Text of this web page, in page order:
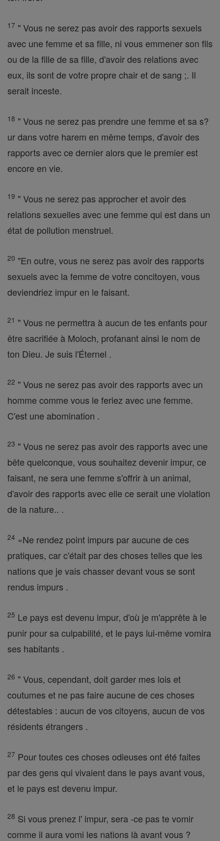
17 " Vous ne serez pas avoir des rapports sexuels
avec une femme et sa fille, ni vous emmener son fils
ou de la fille de sa fille, d'avoir des relations avec
eux, ils sont de votre propre chair et de sang ;. Il
serait inceste.
18 " Vous ne serez pas prendre une femme et sa s?
ur dans votre harem en même temps, d'avoir des
rapports avec ce dernier alors que le premier est
encore en vie.
19 " Vous ne serez pas approcher et avoir des
relations sexuelles avec une femme qui est dans un
état de pollution menstruel.
20 "En outre, vous ne serez pas avoir des rapports
sexuels avec la femme de votre concitoyen, vous
deviendriez impur en le faisant.
21 " Vous ne permettra à aucun de tes enfants pour
être sacrifiée à Moloch, profanant ainsi le nom de
ton Dieu. Je suis l'Éternel .
22 " Vous ne serez pas avoir des rapports avec un
homme comme vous le feriez avec une femme.
C'est une abomination .
23 " Vous ne serez pas avoir des rapports avec une
bête quelconque, vous souhaitez devenir impur, ce
faisant, ne sera une femme s'offrir à un animal,
d'avoir des rapports avec elle ce serait une violation
de la nature.. .
24 «Ne rendez point impurs par aucune de ces
pratiques, car c'était par des choses telles que les
nations que je vais chasser devant vous se sont
rendus impurs .
25 Le pays est devenu impur, d'où je m'apprête à le
punir pour sa culpabilité, et le pays lui-même vomira
ses habitants .
26 " Vous, cependant, doit garder mes lois et
coutumes et ne pas faire aucune de ces choses
détestables : aucun de vos citoyens, aucun de vos
résidents étrangers .
27 Pour toutes ces choses odieuses ont été faites
par des gens qui vivaient dans le pays avant vous,
et le pays est devenu impur.
28 Si vous prenez l' impur, sera -ce pas te vomir
comme il aura vomi les nations là avant vous ?